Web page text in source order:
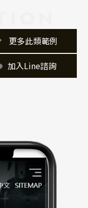
，讓使用者無論
更多此類範例
加入Line諮詢